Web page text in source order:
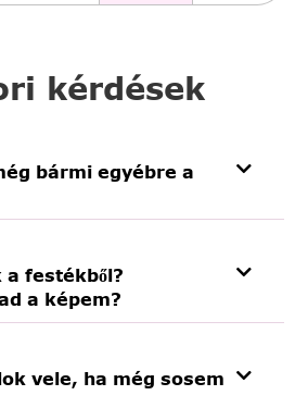
kérdések
bármi egyébre a
festékből?
a képem?
vele, ha még sosem